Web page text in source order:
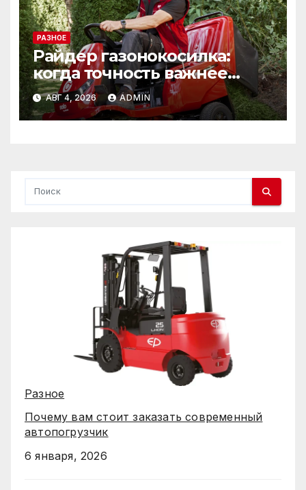
РАЗНОЕ
Райдер газонокосилка:
когда точность важнее
скорости
АВГ 4, 2026 ADMIN
Разное
Почему вам стоит заказать современный
автопогрузчик
6 января, 2026